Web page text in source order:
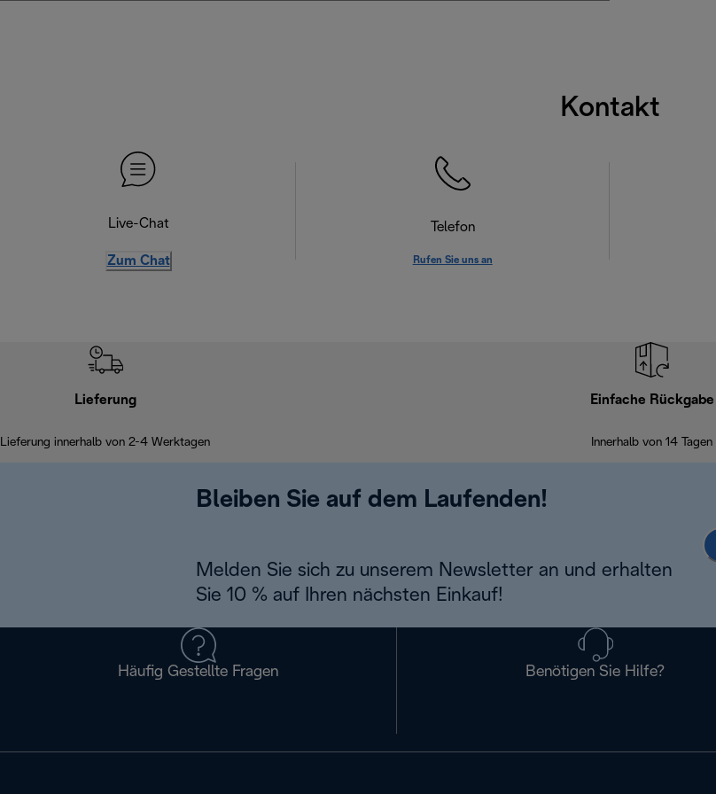
Kontakt
Live-Chat
Zum Chat
Telefon
Rufen Sie uns an
Lieferung
Lieferung innerhalb von 2-4 Werktagen
Einfache Rückgabe
Innerhalb von 14 Tagen
Bleiben Sie auf dem Laufenden!
Melden Sie sich zu unserem Newsletter an und erhalten
Sie 10 % auf Ihren nächsten Einkauf!
Häufig Gestellte Fragen Benötigen Sie Hilfe?